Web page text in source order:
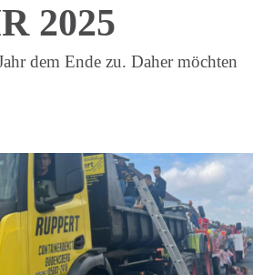
2025
dem Ende zu. Daher möchten